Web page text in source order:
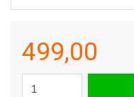
499,00